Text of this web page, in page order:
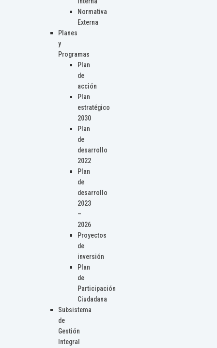
Normativa
Externa
Planes
y
Programas
Plan
de
acción
Plan
estratégico
2030
Plan
de
desarrollo
2022
Plan
de
desarrollo
2023
–
2026
Proyectos
de
inversión
Plan
de
Participación
Ciudadana
Subsistema
de
Gestión
Integral